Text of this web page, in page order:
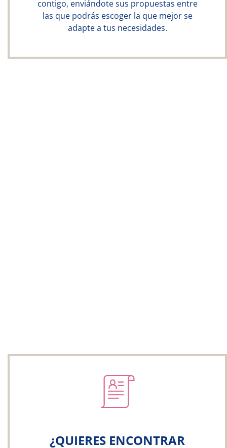
contigo, enviándote sus propuestas entre
las que podrás escoger la que mejor se
adapte a tus necesidades.
¿QUIERES ENCONTRAR